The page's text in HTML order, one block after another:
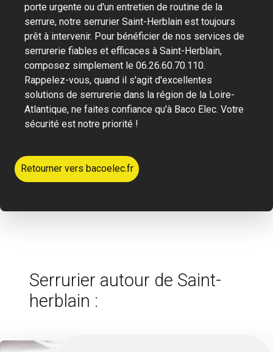
porte urgente ou d'un entretien de routine de la
serrure, notre serrurier Saint-Herblain est toujours
prêt à intervenir. Pour bénéficier de nos services de
serrurerie fiables et efficaces à Saint-Herblain,
composez simplement le 06.26.60.70.110.
Rappelez-vous, quand il s'agit d'excellentes
solutions de serrurerie dans la région de la Loire-
Atlantique, ne faites confiance qu'à Baco Elec. Votre
sécurité est notre priorité !
Retourner vers bacoelec.fr
Serrurier autour de Saint-
herblain :